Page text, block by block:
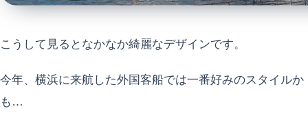
こうして見るとなかなか綺麗なデザインです。
今年、横浜に来航した外国客船では一番好みのスタイルか
も…